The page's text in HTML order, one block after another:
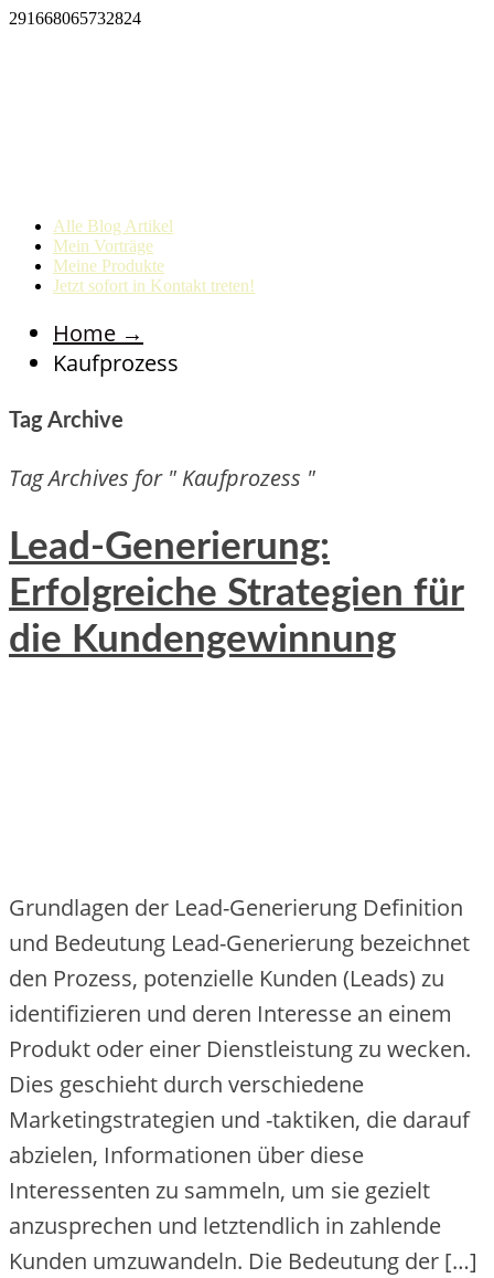
291668065732824
Alle Blog Artikel
Mein Vorträge
Meine Produkte
Jetzt sofort in Kontakt treten!
Home →
Kaufprozess
Tag Archive
Tag Archives for " Kaufprozess "
Lead-Generierung:
Erfolgreiche Strategien für
die Kundengewinnung
Grundlagen der Lead-Generierung Definition
und Bedeutung Lead-Generierung bezeichnet
den Prozess, potenzielle Kunden (Leads) zu
identifizieren und deren Interesse an einem
Produkt oder einer Dienstleistung zu wecken.
Dies geschieht durch verschiedene
Marketingstrategien und -taktiken, die darauf
abzielen, Informationen über diese
Interessenten zu sammeln, um sie gezielt
anzusprechen und letztendlich in zahlende
Kunden umzuwandeln. Die Bedeutung der […]